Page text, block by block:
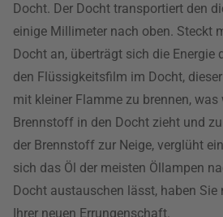
Docht. Der Docht transportiert den
einige Millimeter nach oben. Steckt
Docht an, überträgt sich die Energie
den Flüssigkeitsfilm im Docht,
mit kleiner Flamme zu brennen, was
Brennstoff in den Docht zieht und
der Brennstoff zur Neige, verglüht
sich das Öl der meisten Öllampen
Docht austauschen lässt, haben Sie
Ihrer neuen Errungenschaft.